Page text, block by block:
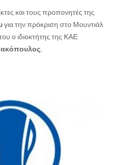
και τους προπονητές της
για την πρόκριση στο Μουντιάλ
ο ιδιοκτήτης της ΚΑΕ
.